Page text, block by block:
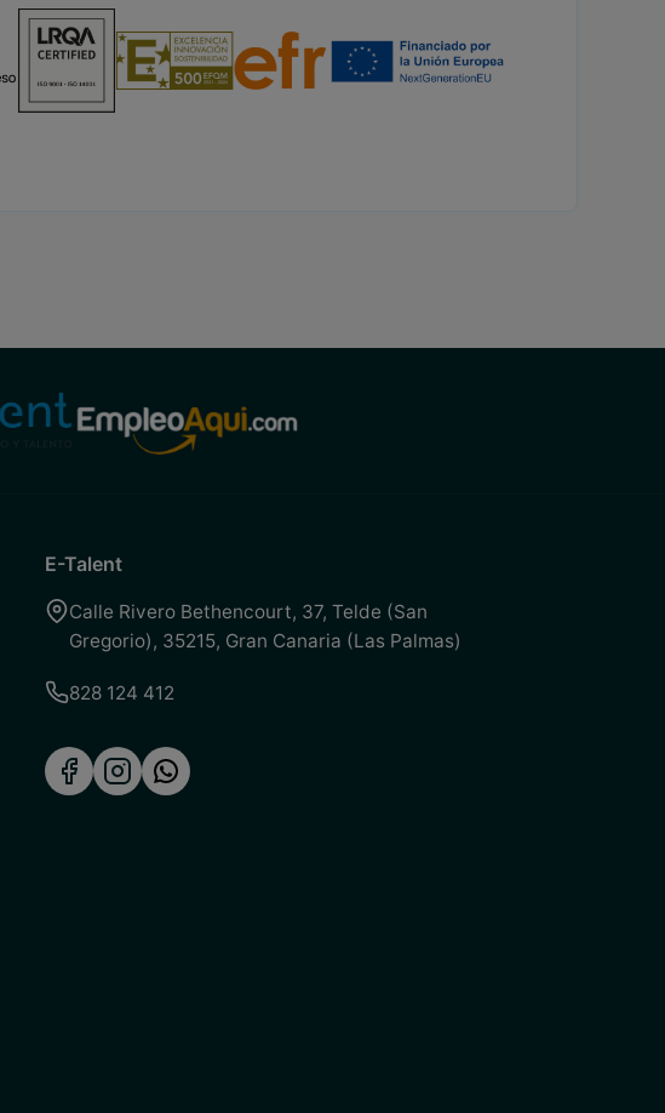
E-Talent
Calle Rivero Bethencourt, 37, Telde (San
Gregorio), 35215, Gran Canaria (Las Palmas)
828 124 412